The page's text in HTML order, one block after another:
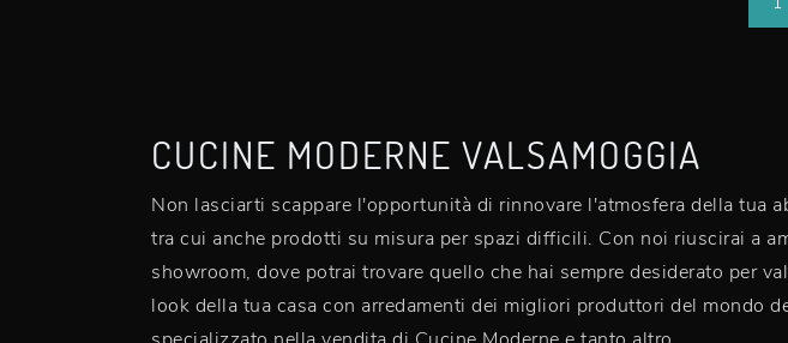
CUCINE MODERNE VALSAMOGGIA
Non lasciarti scappare l'opportunità di rinnovare l'atmosfera della tua
tra cui anche prodotti su misura per spazi difficili. Con noi riuscirai a
showroom, dove potrai trovare quello che hai sempre desiderato per
look della tua casa con arredamenti dei migliori produttori del mondo